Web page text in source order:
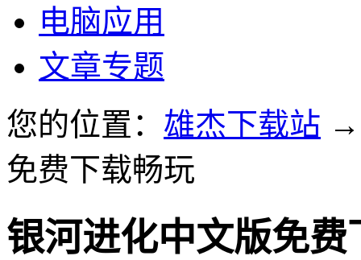
电脑应用
文章专题
您的位置： 雄杰下载站
免费下载畅玩
银河进化中文版免费